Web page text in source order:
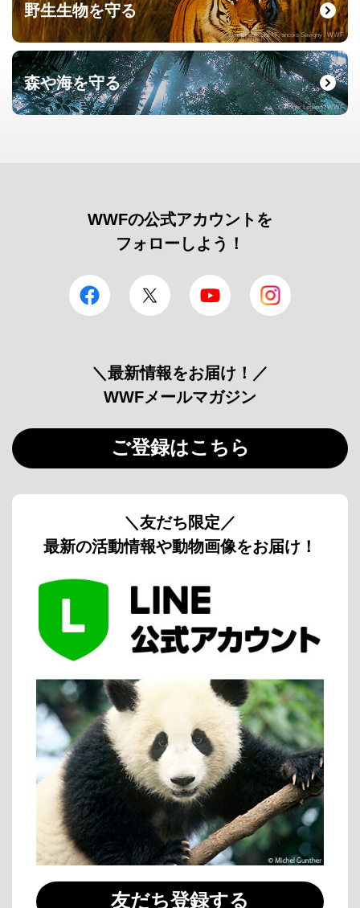
野生生物を守る
© naturepl.com / Francois Savigny / WWF
森や海を守る
© Roger Leguen / WWF
WWFの公式アカウントを
フォローしよう！
facebook Twitter YouTube
＼最新情報をお届け！／
WWFメールマガジン
ご登録はこちら
＼友だち限定／
最新の活動情報や動物画像をお届け！
友だち登録する